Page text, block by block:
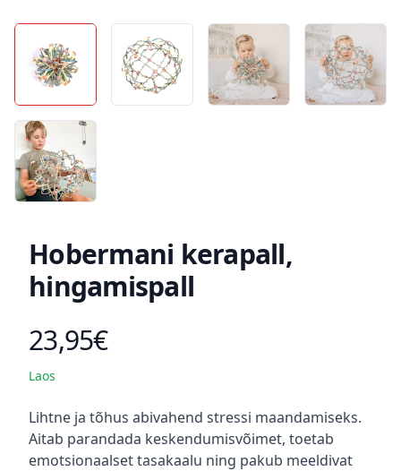
Hobermani kerapall,
hingamispall
Toote hind
23,95€
Laos
Kirjeldus
Lihtne ja tõhus abivahend stressi maandamiseks.
Aitab parandada keskendumisvõimet, toetab
emotsionaalset tasakaalu ning pakub meeldivat